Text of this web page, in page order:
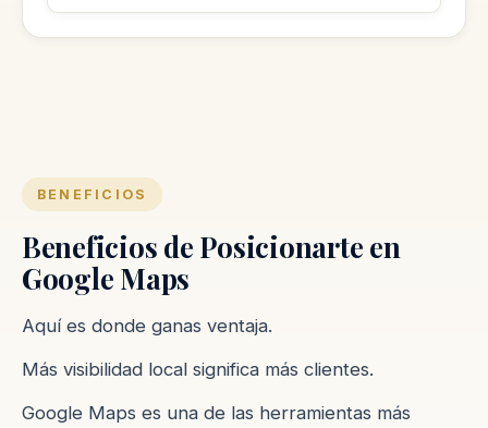
BENEFICIOS
Beneficios de Posicionarte en
Google Maps
Aquí es donde ganas ventaja.
Más visibilidad local significa más clientes.
Google Maps es una de las herramientas más